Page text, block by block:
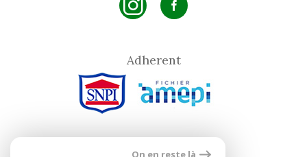
Adherent
On en reste là